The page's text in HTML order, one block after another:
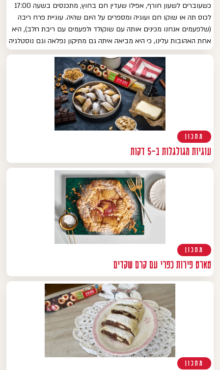
כשעוברים לשעון חורף, אפילו שעדין חם בחוץ, מתכנסים בשעה 17:00
לכוס תה או שוקו חם ועוגיה ומספרים על היום שהיה. עוגיית פרח ריבה
(שלפעמים אנחנו מכינים אותה עם שוקולד ולפעמים עם ריבת חלב), היא
אחת האהובות עלינו, כי היא מביאה איתה גם מתיקון נפלאה וגם נוסטלגיה
מתכון
עוגיות מגולגלות ב-5 דקות
מתכון
טארט פירות כפרי עם קרם שקדים
מתכון